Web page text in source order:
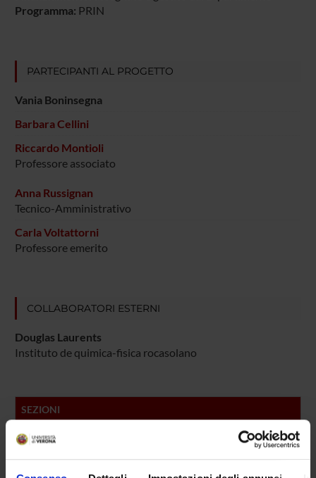
Programma: PRIN
PARTECIPANTI AL PROGETTO
Vania Boninsegna
Barbara Cellini
Riccardo Montioli
Professore associato
Anna Russignan
Tecnico-Amministrativo
Carla Voltattorni
Professore emerito
COLLABORATORI ESTERNI
Douglas Laurents
Instituto de quimica-fisica rocasolano
SEZIONI
Chimica Biologica
PUBBLICAZIONI